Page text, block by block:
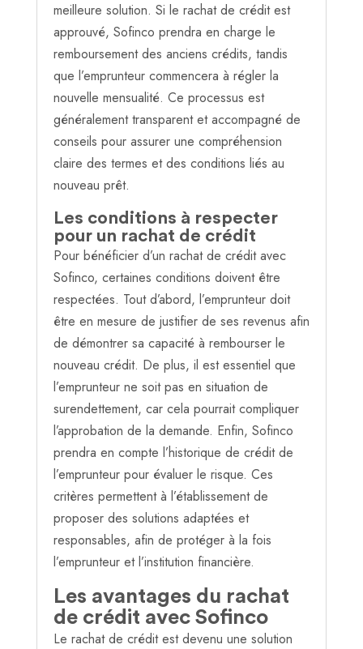
meilleure solution. Si le rachat de crédit est
approuvé, Sofinco prendra en charge le
remboursement des anciens crédits, tandis
que l’emprunteur commencera à régler la
nouvelle mensualité. Ce processus est
généralement transparent et accompagné de
conseils pour assurer une compréhension
claire des termes et des conditions liés au
nouveau prêt.
Les conditions à respecter
pour un rachat de crédit
Pour bénéficier d’un rachat de crédit avec
Sofinco, certaines conditions doivent être
respectées. Tout d’abord, l’emprunteur doit
être en mesure de justifier de ses revenus afin
de démontrer sa capacité à rembourser le
nouveau crédit. De plus, il est essentiel que
l’emprunteur ne soit pas en situation de
surendettement, car cela pourrait compliquer
l’approbation de la demande. Enfin, Sofinco
prendra en compte l’historique de crédit de
l’emprunteur pour évaluer le risque. Ces
critères permettent à l’établissement de
proposer des solutions adaptées et
responsables, afin de protéger à la fois
l’emprunteur et l’institution financière.
Les avantages du rachat
de crédit avec Sofinco
Le rachat de crédit est devenu une solution